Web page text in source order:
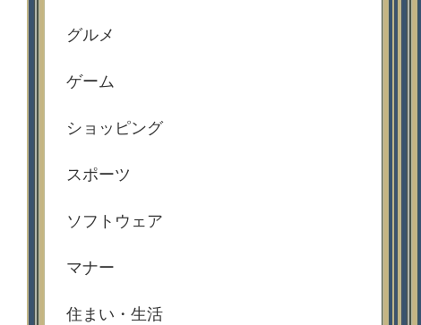
グルメ
ゲーム
ショッピング
スポーツ
ソフトウェア
マナー
住まい・生活